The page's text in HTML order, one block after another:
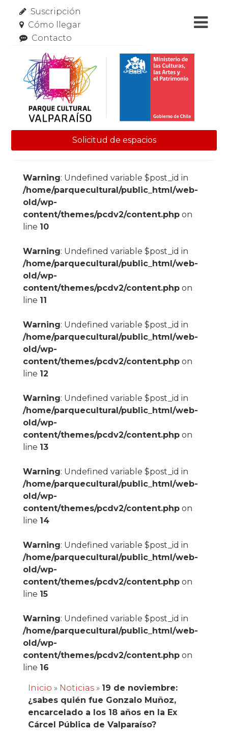
Suscripción
Cómo llegar
Contacto
Solicitud de espacios
Warning: Undefined variable $post_id in
/home/parquecultural/public_html/web-
old/wp-
content/themes/pcdv2/content.phpon
line 10
Warning: Undefined variable $post_id in
/home/parquecultural/public_html/web-
old/wp-
content/themes/pcdv2/content.phpon
line 11
Warning: Undefined variable $post_id in
/home/parquecultural/public_html/web-
old/wp-
content/themes/pcdv2/content.phpon
line 12
Warning: Undefined variable $post_id in
/home/parquecultural/public_html/web-
old/wp-
content/themes/pcdv2/content.phpon
line 13
Warning: Undefined variable $post_id in
/home/parquecultural/public_html/web-
old/wp-
content/themes/pcdv2/content.phpon
line 14
Warning: Undefined variable $post_id in
/home/parquecultural/public_html/web-
old/wp-
content/themes/pcdv2/content.phpon
line 15
Warning: Undefined variable $post_id in
/home/parquecultural/public_html/web-
old/wp-
content/themes/pcdv2/content.phpon
line 16
Inicio » Noticias» 19 de noviembre:
¿sabes quién fue Gonzalo Muñoz,
encarcelado a los 18 años en la Ex
Cárcel Pública de Valparaíso?